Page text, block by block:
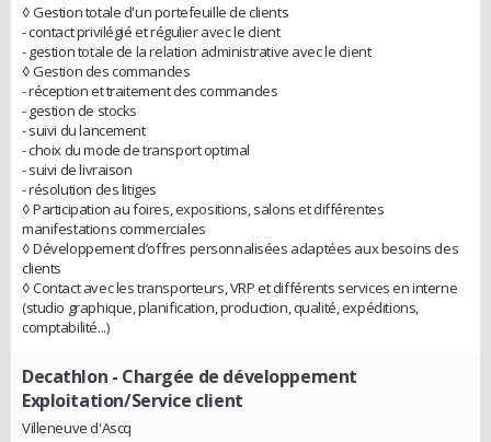
◊ Gestion totale d'un portefeuille de clients
- contact privilégié et régulier avec le client
- gestion totale de la relation administrative avec le client
◊ Gestion des commandes
- réception et traitement des commandes
- gestion de stocks
- suivi du lancement
- choix du mode de transport optimal
- suivi de livraison
- résolution des litiges
◊ Participation au foires, expositions, salons et différentes
manifestations commerciales
◊ Développement d’offres personnalisées adaptées aux besoins des
clients
◊ Contact avec les transporteurs, VRP et différents services en interne
(studio graphique, planification, production, qualité, expéditions,
comptabilité...)
Decathlon - Chargée de développement
Exploitation/Service client
Villeneuve d'Ascq